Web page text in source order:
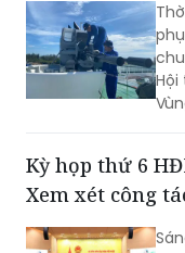
Hội
Kỳ họp thứ 6
Xem xét công